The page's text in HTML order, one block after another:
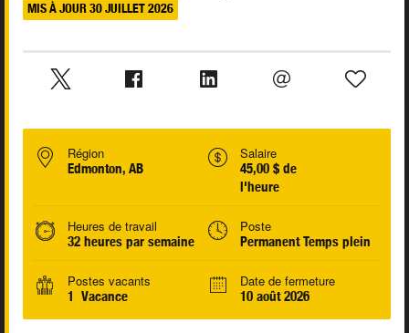
MIS À JOUR 30 JUILLET 2026
Région
Edmonton, AB
Salaire
45,00 $ de
l'heure
Heures de travail
32 heures par semaine
Poste
Permanent Temps plein
Postes vacants
1 Vacance
Date de fermeture
10 août 2026